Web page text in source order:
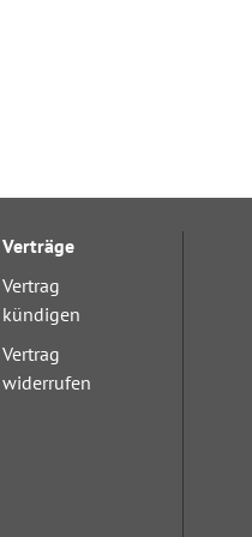
Verträge
Vertrag
kündigen
Vertrag
widerrufen